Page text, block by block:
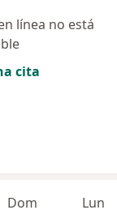
línea no está
cita
Dom Lun